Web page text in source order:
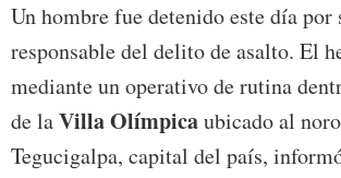
Un hombre fue detenido este día por
responsable del delito de asalto. El
mediante un operativo de rutina
de laVilla Olímpicaubicado al
Tegucigalpa, capital del país,